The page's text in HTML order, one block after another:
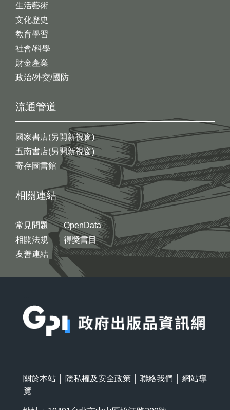
生活藝術
文化歷史
教育學習
社會/科學
財金產業
政治/外交/國防
流通管道
國家書店(另開新視窗)
五南書店(另開新視窗)
寄存圖書館
相關連結
常見問題
相關法規
友善連結
OpenData
得獎書目
關於本站 隱私權及安全政策 聯絡我們
網站導
覽